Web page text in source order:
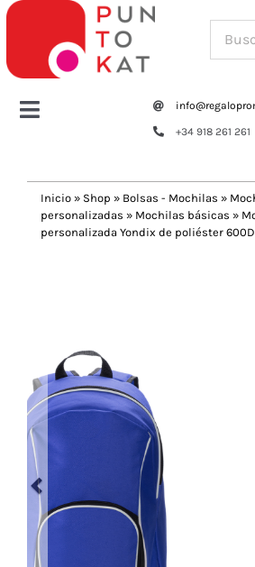
Saltar
contenido
Toggle
Tazas y botellas
Escritura
Navidad 🎄 Invierno
Tecnología
+34 918 261 261
Inicio » Shop » Bolsas - Mochilas »
personalizadas » Mochilas básicas »
personalizada Yondix de poliéster